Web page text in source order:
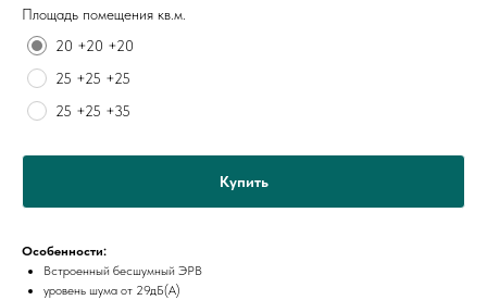
Площадь помещения кв.м.
20 +20 +20
25 +25 +25
25 +25 +35
Купить
Особенности:
Встроенный бесшумный ЭРВ
уровень шума от 29дБ(А)